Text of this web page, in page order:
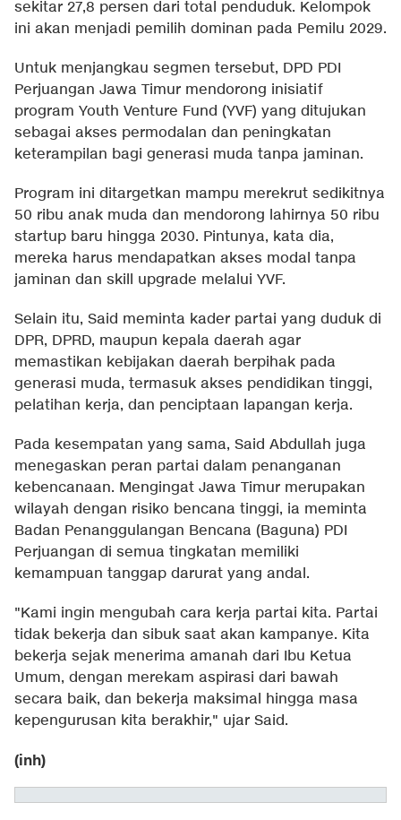
sekitar 27,8 persen dari total penduduk. Kelompok
ini akan menjadi pemilih dominan pada Pemilu 2029.
Untuk menjangkau segmen tersebut, DPD PDI
Perjuangan Jawa Timur mendorong inisiatif
program Youth Venture Fund (YVF) yang ditujukan
sebagai akses permodalan dan peningkatan
keterampilan bagi generasi muda tanpa jaminan.
Program ini ditargetkan mampu merekrut sedikitnya
50 ribu anak muda dan mendorong lahirnya 50 ribu
startup baru hingga 2030. Pintunya, kata dia,
mereka harus mendapatkan akses modal tanpa
jaminan dan skill upgrade melalui YVF.
Selain itu, Said meminta kader partai yang duduk di
DPR, DPRD, maupun kepala daerah agar
memastikan kebijakan daerah berpihak pada
generasi muda, termasuk akses pendidikan tinggi,
pelatihan kerja, dan penciptaan lapangan kerja.
Pada kesempatan yang sama, Said Abdullah juga
menegaskan peran partai dalam penanganan
kebencanaan. Mengingat Jawa Timur merupakan
wilayah dengan risiko bencana tinggi, ia meminta
Badan Penanggulangan Bencana (Baguna) PDI
Perjuangan di semua tingkatan memiliki
kemampuan tanggap darurat yang andal.
"Kami ingin mengubah cara kerja partai kita. Partai
tidak bekerja dan sibuk saat akan kampanye. Kita
bekerja sejak menerima amanah dari Ibu Ketua
Umum, dengan merekam aspirasi dari bawah
secara baik, dan bekerja maksimal hingga masa
kepengurusan kita berakhir," ujar Said.
(inh)